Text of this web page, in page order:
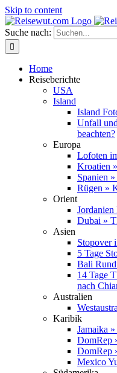
Skip to content
Suche nach:
Home
Reiseberichte
USA
Island
Island
Unfall
beachten?
Europa
Lofoten
Kroatien
Spanien
Rügen »
Orient
Dubai »
Asien
Stopover
5 Tage
Bali
14 Tage
nach
Australien
Karibik
Jamaika
DomRep
DomRep
Mexico